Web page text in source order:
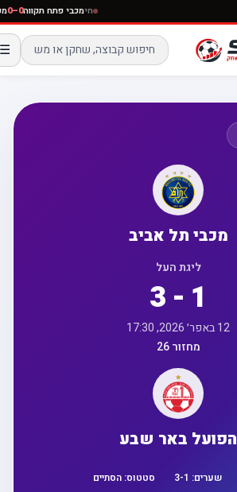
חימכבי פתח תקווה0–0
☰
מכבי תל אביב
ליגת העל
3 - 1
12 באפר׳ 2026, 17:30
מחזור 26
הפועל באר שבע
שערים: 3 -1 סטטוס:הסתיים